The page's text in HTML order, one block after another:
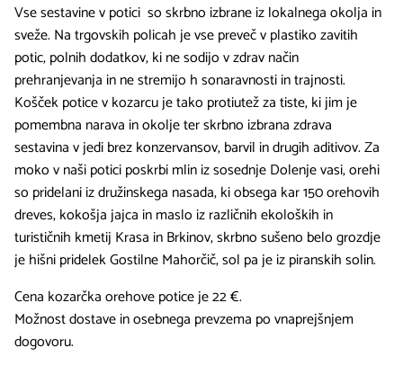
Vse sestavine v potici so skrbno izbrane iz lokalnega okolja in
sveže. Na trgovskih policah je vse preveč v plastiko zavitih
potic, polnih dodatkov, ki ne sodijo v zdrav način
prehranjevanja in ne stremijo h sonaravnosti in trajnosti.
Košček potice v kozarcu je tako protiutež za tiste, ki jim je
pomembna narava in okolje ter skrbno izbrana zdrava
sestavina v jedi brez konzervansov, barvil in drugih aditivov. Za
moko v naši potici poskrbi mlin iz sosednje Dolenje vasi, orehi
so pridelani iz družinskega nasada, ki obsega kar 150 orehovih
dreves, kokošja jajca in maslo iz različnih ekoloških in
turističnih kmetij Krasa in Brkinov, skrbno sušeno belo grozdje
je hišni pridelek Gostilne Mahorčič, sol pa je iz piranskih solin.
Cena kozarčka orehove potice je 22 €.
Možnost dostave in osebnega prevzema po vnaprejšnjem
dogovoru.